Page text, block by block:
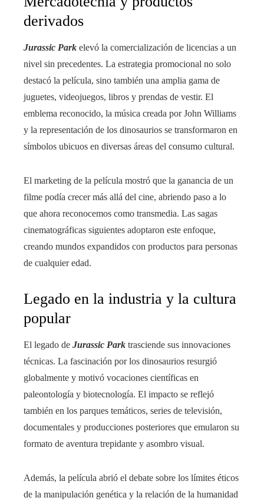
derivados
Jurassic Park elevó la comercialización de licencias a un
nivel sin precedentes. La estrategia promocional no solo
destacó la película, sino también una amplia gama de
juguetes, videojuegos, libros y prendas de vestir. El
emblema reconocido, la música creada por John Williams
y la representación de los dinosaurios se transformaron en
símbolos ubicuos en diversas áreas del consumo cultural.
El marketing de la película mostró que la ganancia de un
filme podía crecer más allá del cine, abriendo paso a lo
que ahora reconocemos como transmedia. Las sagas
cinematográficas siguientes adoptaron este enfoque,
creando mundos expandidos con productos para personas
de cualquier edad.
Legado en la industria y la cultura
popular
El legado de Jurassic Park trasciende sus innovaciones
técnicas. La fascinación por los dinosaurios resurgió
globalmente y motivó vocaciones científicas en
paleontología y biotecnología. El impacto se reflejó
también en los parques temáticos, series de televisión,
documentales y producciones posteriores que emularon su
formato de aventura trepidante y asombro visual.
Además, la película abrió el debate sobre los límites éticos
de la manipulación genética y la relación de la humanidad